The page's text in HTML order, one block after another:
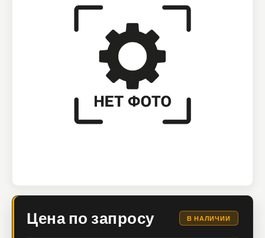
Цена по запросу В НАЛИЧИИ